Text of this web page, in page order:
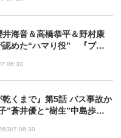
海音＆高橋恭平＆野村康
認めた“ハマり役” 『ブル
06:30
乾くまで』第5話 バス事故か
”蒼井優と“樹生”中島歩は
8/7 06:30